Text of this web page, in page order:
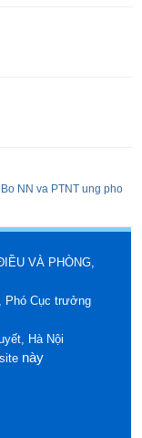
NN va PTNT ung pho
VÀ PHÒNG,
Phó Cục trưởng
Hà Nội
này